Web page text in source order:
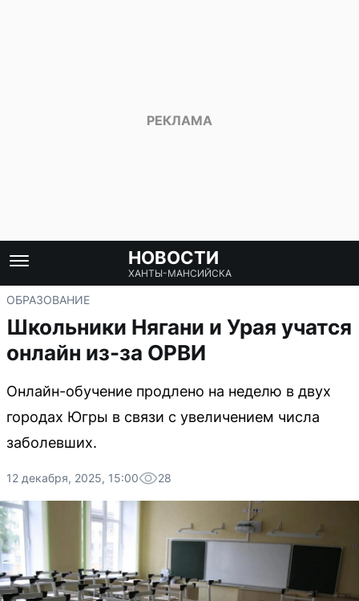
НОВОСТИ
ХАНТЫ-МАНСИЙСКА
ОБРАЗОВАНИЕ
Школьники Нягани и Урая учатся
онлайн из-за ОРВИ
Онлайн-обучение продлено на неделю в двух
городах Югры в связи с увеличением числа
заболевших.
12 декабря, 2025, 15:00 28